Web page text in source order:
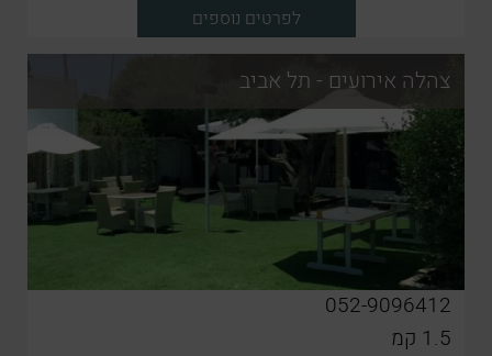
לפרטים נוספים
צהלה אירועים - תל אביב
052-9096412
1.5 קמ